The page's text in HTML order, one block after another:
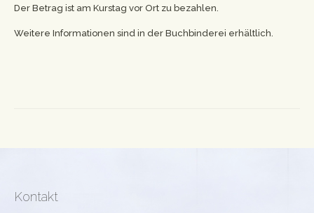
Der Betrag ist am Kurstag vor Ort zu bezahlen.
Weitere Informationen sind in der Buchbinderei erhältlich.
Kontakt